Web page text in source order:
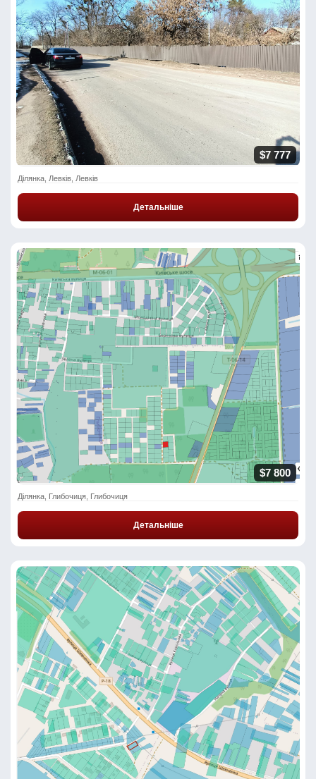
$7 777
Ділянка, Левків, Левків
Детальніше
$7 800
Ділянка, Глибочиця, Глибочиця
Детальніше